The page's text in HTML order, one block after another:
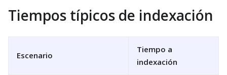
Tiempos típicos de indexación
Escenario
Tiempo a
indexación